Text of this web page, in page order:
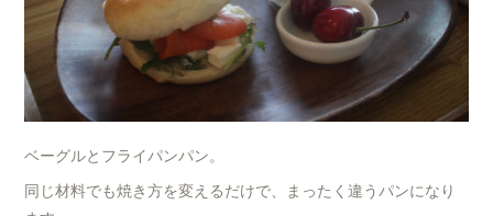
ベーグルとフライパンパン。
同じ材料でも焼き方を変えるだけで、まったく違うパンになり